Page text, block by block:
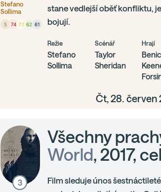
Stefano
Sollima
5 74 7.1 62 61
stane vedlejší oběť konfliktu,
bojují.
Režie
Stefano
Sollima
Scénář
Taylor
Sheridan
Hrají
Čt, 28.
3
Všechny
World, 2017,
Film sleduje únos